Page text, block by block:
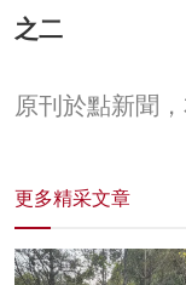
之二
原刊於點新聞
更多精采文章